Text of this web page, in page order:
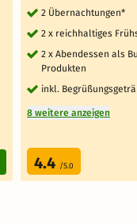
2 Übernachtungen*
2 x reichhaltiges
2 x Abendessen als
Produkten
inkl.
8 weitere anzeigen
4.4 /5.0